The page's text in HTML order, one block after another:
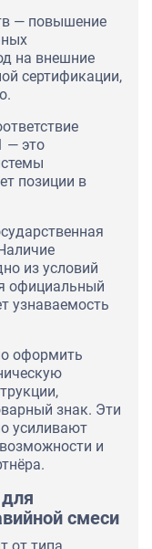
— повышение
на внешние
сертификации,
— это
позиции в
из условий
официальный
узнаваемость
оформить
знак. Эти
усиливают
и
смеси